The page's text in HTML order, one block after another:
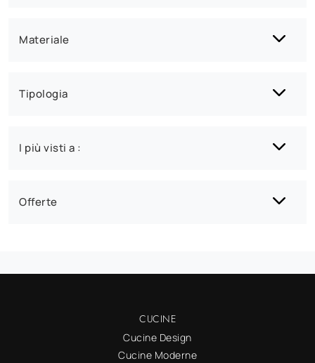
Materiale
Tipologia
I più visti a :
Offerte
CUCINE
Cucine Design
Cucine Moderne